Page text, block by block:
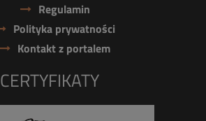
Regulamin
Polityka prywatności
Kontakt z portalem
CERTYFIKATY